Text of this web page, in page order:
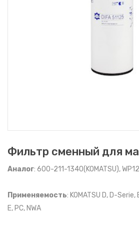
Фильтр сменный для
Аналог: 600-211-1340(KOMATSU),
Применяемость: KOMATSU D, D-Serie,
E, PC, NWA